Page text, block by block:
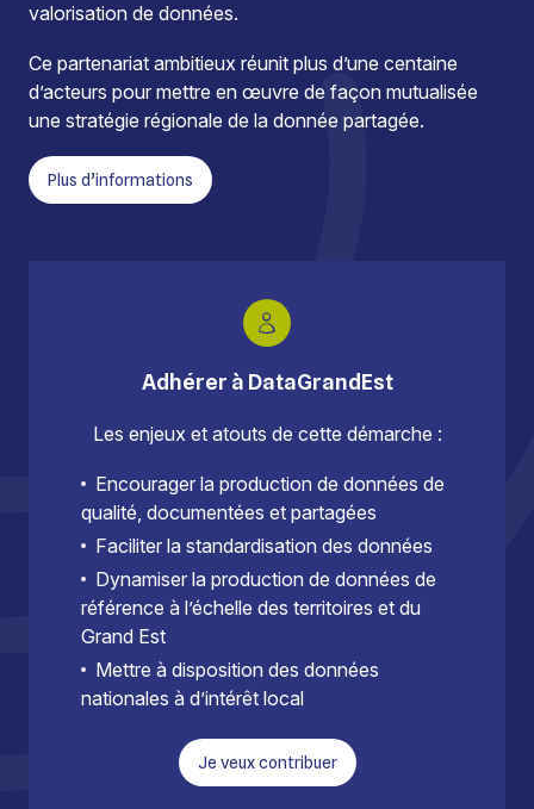
valorisation de données.
Ce partenariat ambitieux réunit plus d’une centaine
d’acteurs pour mettre en œuvre de façon mutualisée
une stratégie régionale de la donnée partagée.
Plus d’informations
Adhérer à DataGrandEst
Les enjeux et atouts de cette démarche :
Encourager la production de données de
qualité, documentées et partagées
Faciliter la standardisation des données
Dynamiser la production de données de
référence à l’échelle des territoires et du
Grand Est
Mettre à disposition des données
nationales à d’intérêt local
Je veux contribuer